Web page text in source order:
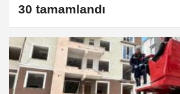
30 tamamlandı